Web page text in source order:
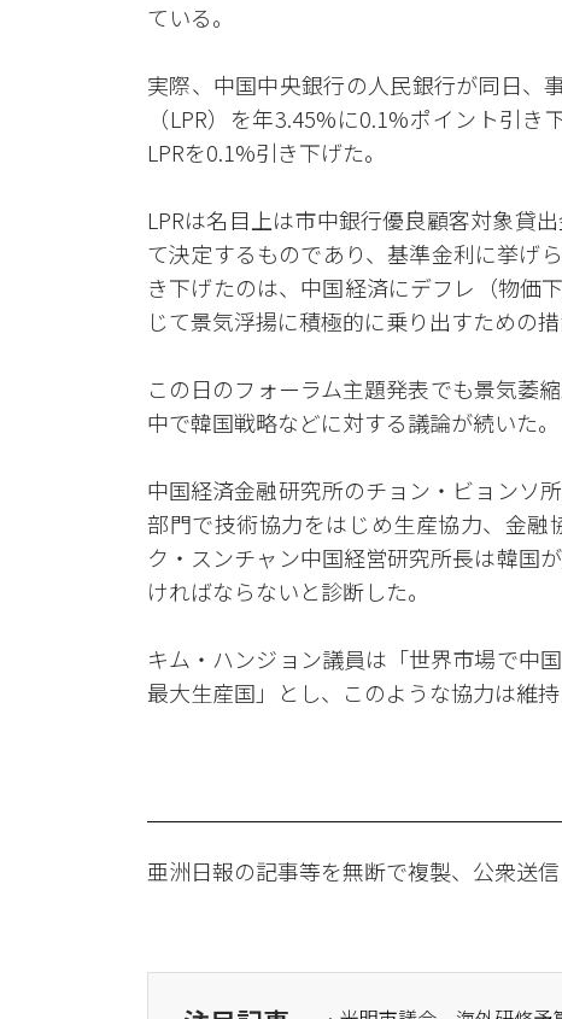
ている。
実際、中国中央銀行の人民銀行が同日、
（LPR）を年3.45%に0.1%ポイント引
LPRを0.1%引き下げた。
LPRは名目上は市中銀行優良顧客対象貸
て決定するものであり、基準金利に挙げ
き下げたのは、中国経済にデフレ（物価
じて景気浮揚に積極的に乗り出すための措
この日のフォーラム主題発表でも景気萎
中で韓国戦略などに対する議論が続いた。
中国経済金融研究所のチョン・ビョンソ
部門で技術協力をはじめ生産協力、金
ク・スンチャン中国経営研究所長は韓国
ければならないと診断した。
キム・ハンジョン議員は「世界市場で中
最大生産国」とし、このような協力は維
亜洲日報の記事等を無断で複製、公衆送